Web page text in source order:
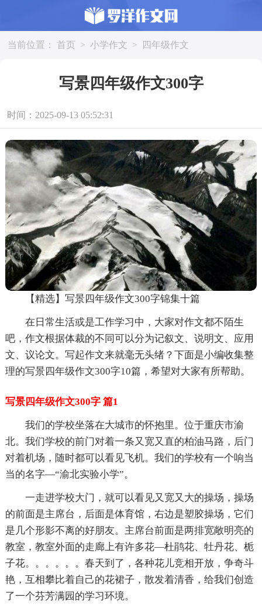
当前位置： 首页 > 小学作文 > 四年级作文
写景四年级作文300字
时间：2025-09-13 05:52:31
【精选】写景四年级作文300字锦集十篇
在日常生活或是工作学习中，大家对作文都不陌生
吧，作文根据体裁的不同可以分为记叙文、说明文、应用
文、议论文。写起作文来就毫无头绪？下面是小编收集整
理的写景四年级作文300字10篇，希望对大家有所帮助。
写景四年级作文300字 篇1
我们的学校坐落在大城市的怀抱里。位于重庆市渝
北。我们学校的前门对着一条又宽又直的柏油马路，后门
对着机场，随时都可以看见飞机。我们的学校有一个响当
当的名字—“渝北实验小学”。
一走进学校大门，就可以看见又宽又大的操场，操场
的前面是主席台，后面是体育馆，右边是塑胶操场，它们
是几个形影不离的好朋友。主席台前面是两排宽敞明亮的
教室，教室外面的走廊上有许多花—杜鹃花、牡丹花、栀
子花。。。。。。春天到了，各种花儿竞相开放，争奇斗
艳，互相攀比着自己的花裙子，散发着清香，给我们创造
了一个芬芳满园的学习环境。